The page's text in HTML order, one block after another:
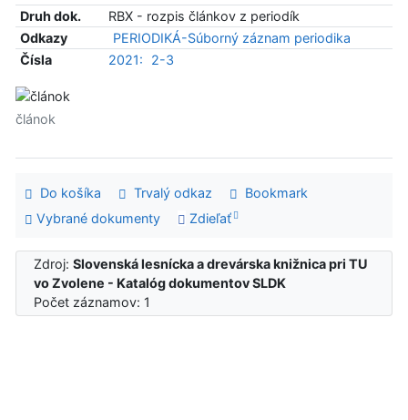
Druh dok.
RBX - rozpis článkov z periodík
Odkazy
PERIODIKÁ-Súborný záznam periodika
Čísla
2021: 2-3
článok
Do košíka Trvalý odkaz
Bookmark
Vybrané dokumenty
Zdieľať
Zdroj:Slovenská lesnícka a drevárska knižnica pri TU
vo Zvolene - Katalóg dokumentov SLDK
Počet záznamov: 1